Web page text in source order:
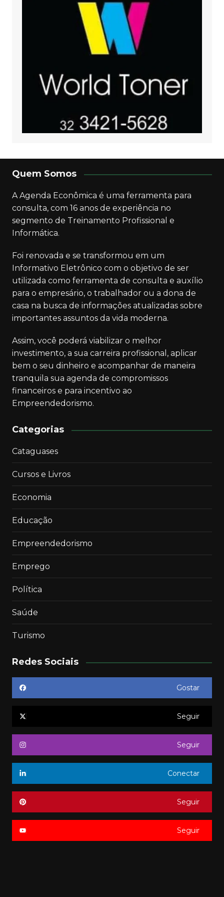
Quem Somos
A Agenda Econômica é uma ferramenta para
consulta, com 16 anos de experiência no
segmento de Treinamento Profissional e
Informática.
Foi renovada e se transformou em um
Informativo Eletrônico com o objetivo de ser
utilizada como ferramenta de consulta e auxílio
para o empresário, o trabalhador ou a dona de
casa na busca de informações atualizadas sobre
importantes assuntos da vida moderna.
Assim, você poderá viabilizar o melhor
investimento, a sua carreira profissional, aplicar
bem o seu dinheiro e acompanhar de maneira
tranquila sua agenda de compromissos
financeiros e para incentivo ao
Empreendedorismo.
Categorias
Cataguases
Cursos e Livros
Economia
Educação
Empreendedorismo
Emprego
Política
Saúde
Turismo
Redes Sociais
Gostar
Seguir
Seguir
Conectar
Seguir
Seguir